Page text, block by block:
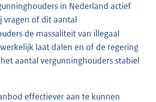
in Nederland actief
vragen of dit aantal
de massaliteit van illegaal
laat dalen en of de regering
aantal vergunninghouders stabiel
effectiever aan te kunnen